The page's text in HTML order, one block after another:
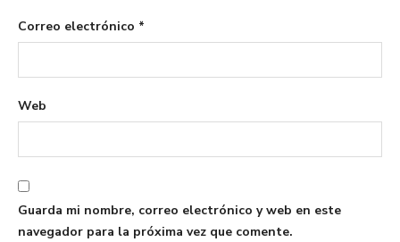
Correo electrónico *
Web
Guarda mi nombre, correo electrónico y web en este
navegador para la próxima vez que comente.